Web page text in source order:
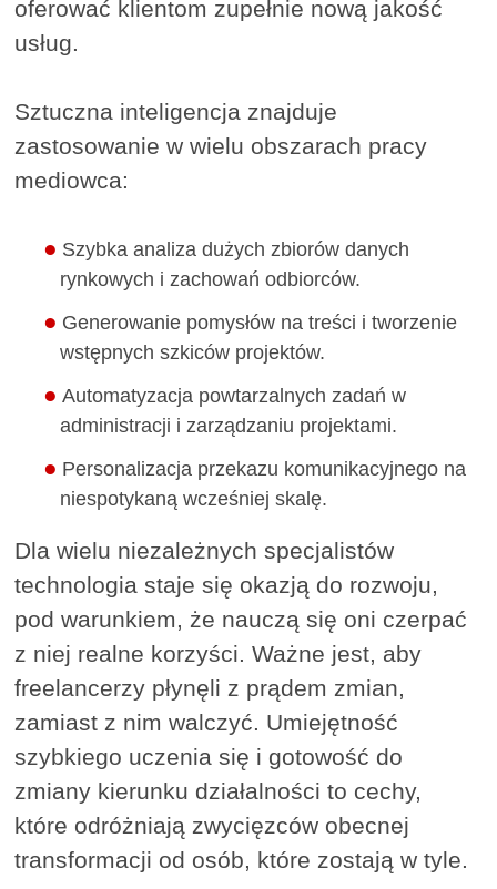
oferować klientom zupełnie nową jakość
usług.
Sztuczna inteligencja znajduje
zastosowanie w wielu obszarach pracy
mediowca:
Szybka analiza dużych zbiorów danych
rynkowych i zachowań odbiorców.
Generowanie pomysłów na treści i tworzenie
wstępnych szkiców projektów.
Automatyzacja powtarzalnych zadań w
administracji i zarządzaniu projektami.
Personalizacja przekazu komunikacyjnego na
niespotykaną wcześniej skalę.
Dla wielu niezależnych specjalistów
technologia staje się okazją do rozwoju,
pod warunkiem, że nauczą się oni czerpać
z niej realne korzyści. Ważne jest, aby
freelancerzy płynęli z prądem zmian,
zamiast z nim walczyć. Umiejętność
szybkiego uczenia się i gotowość do
zmiany kierunku działalności to cechy,
które odróżniają zwycięzców obecnej
transformacji od osób, które zostają w tyle.